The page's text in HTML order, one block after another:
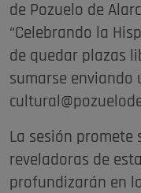
de Pozuelo de
“Celebrando la
de quedar plazas
sumarse enviando
La sesión promete
reveladoras de
profundizarán en